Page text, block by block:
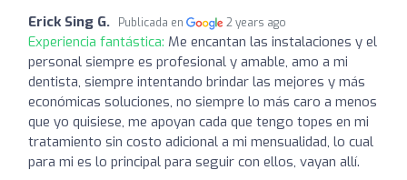
Erick Sing G. Publicada en 2 years ago
Experiencia fantástica: Me encantan las instalaciones y el
personal siempre es profesional y amable, amo a mi
dentista, siempre intentando brindar las mejores y más
económicas soluciones, no siempre lo más caro a menos
que yo quisiese, me apoyan cada que tengo topes en mi
tratamiento sin costo adicional a mi mensualidad, lo cual
para mi es lo principal para seguir con ellos, vayan allí.